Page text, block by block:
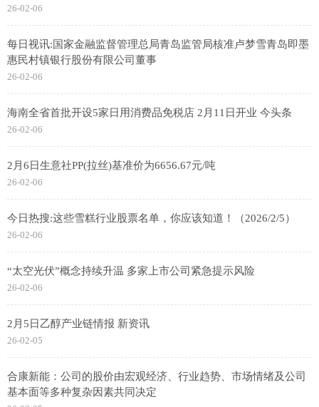
26-02-06
每日视讯:国家金融监督管理总局青岛监管局核准卢梦雪青岛即墨
惠民村镇银行股份有限公司董事
26-02-06
海南全省首批开设5家日用消费品免税店 2月11日开业 今头条
26-02-06
2月6日生意社PP(拉丝)基准价为6656.67元/吨
26-02-06
今日热搜:这些雪糕行业股票名单，你应该知道！（2026/2/5）
26-02-06
“太空光伏”概念持续升温 多家上市公司紧急提示风险
26-02-06
2月5日乙醇产业链情报 新资讯
26-02-05
合康新能：公司的股价由宏观经济、行业趋势、市场情绪及公司
基本面等多种复杂因素共同决定